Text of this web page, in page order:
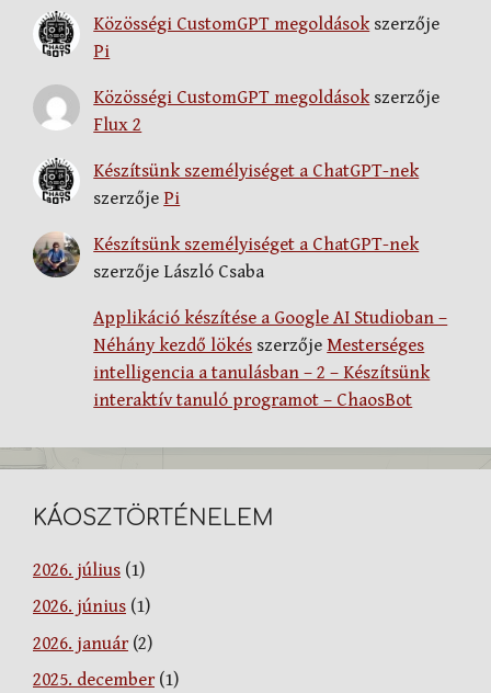
Közösségi CustomGPT megoldásokszerzője
Pi
Közösségi CustomGPT megoldásokszerzője
Flux 2
Készítsünk személyiséget a ChatGPT-nek
szerzője Pi
Készítsünk személyiséget a ChatGPT-nek
szerzője László Csaba
Applikáció készítése a Google AI Studioban –
Néhány kezdő lökés szerzőjeMesterséges
intelligencia a tanulásban – 2 – Készítsünk
interaktív tanuló programot – ChaosBot
KÁOSZTÖRTÉNELEM
2026. július (1)
2026. június (1)
2026. január(2)
2025. december(1)